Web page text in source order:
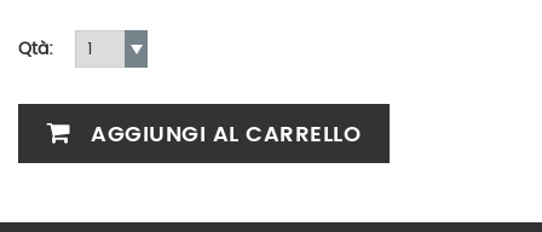
Qtà:
AGGIUNGI AL CARRELLO